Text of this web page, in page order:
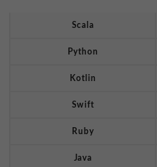
Scala
Python
Kotlin
Swift
Ruby
Java